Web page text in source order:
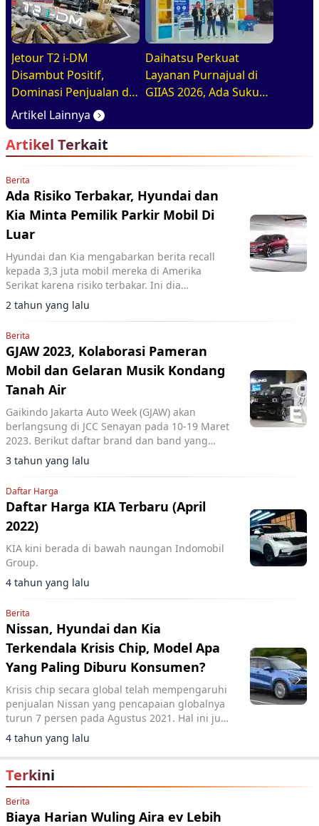
Jetour T2 i-DM
Disambut Positif,
Dominasi Penjualan di
GIIAS 2026
Daihatsu Perkuat
Layanan Purnajual di
GIIAS 2026, Ada Suku
Artikel Lainnya
Artikel Terkait
Berita
Ada Risiko Terbakar, Hyundai dan
Kia Minta Pemilik Parkir Mobil Di
Luar
Hyundai dan Kia mengabarkan berita recall
kepada 3,3 juta mobil mereka di Amerika
Serikat karena risiko terbakar. Ini dia
penyebabnya
2 tahun yang lalu
Berita
GJAW 2023, Kolaborasi Pameran
Mobil dan Gelaran Musik Kondang
Tanah Air
Gaikindo Jakarta Auto Week (GJAW) akan
berlangsung di JCC Senayan pada 10-19 Maret
2023. Berikut daftar brand dan band yang
hadir di event ini.
3 tahun yang lalu
Daftar Harga
Daftar Harga KIA Terbaru (April
2022)
KIA kini berada di bawah naungan Indomobil
Group.
4 tahun yang lalu
Berita
Nissan, Hyundai dan Kia
Terkendala Krisis Chip, Model Apa
Yang Paling Diburu Konsumen?
Krisis chip secara global telah mempengaruhi
penjualan Nissan yang pencapaian globalnya
turun 7 persen pada Agustus 2021. Hal ini juga
dirasa oleh Kia yang sama-sama di bawah
naungan Hyundai.
4 tahun yang lalu
Terkini
Berita
Biaya Harian Wuling Aira ev Lebih